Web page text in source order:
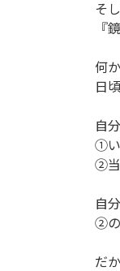
そ
『
何
日
自
①い
②当
自
②の
だ